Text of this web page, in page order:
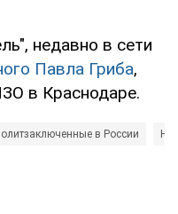
недавно в сети
Павла Гриба,
в Краснодаре.
в России